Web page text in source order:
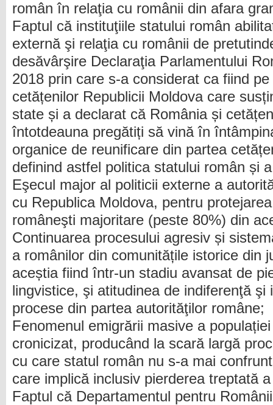
român în relaţia cu românii din afara
Faptul că instituţiile statului român
externă şi relaţia cu românii de
desăvârşire Declaraţia Parlamentului
2018 prin care s-a considerat ca fiind
cetățenilor Republicii Moldova care
state și a declarat că România și
întotdeauna pregătiți să vină în
organice de reunificare din partea
definind astfel politica statului român și
Eşecul major al politicii externe a
cu Republica Moldova, pentru
româneşti majoritare (peste 80%) din
Continuarea procesului agresiv și
a românilor din comunitățile istorice din
aceștia fiind într-un stadiu avansat de
lingvistice, şi atitudinea de indiferenţă şi
procese din partea autorităţilor române;
Fenomenul emigrării masive a
cronicizat, producând la scară largă
cu care statul român nu s-a mai
care implică inclusiv pierderea treptată
Faptul că Departamentul pentru